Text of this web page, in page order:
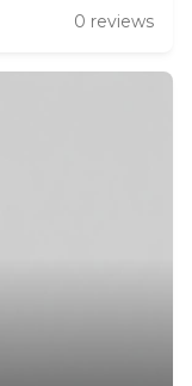
0 reviews